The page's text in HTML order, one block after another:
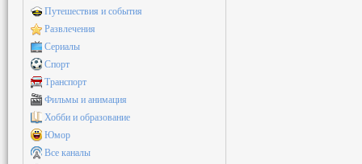
Путешествия и события
Развлечения
Сериалы
Спорт
Транспорт
Фильмы и анимация
Хобби и образование
Юмор
Все каналы